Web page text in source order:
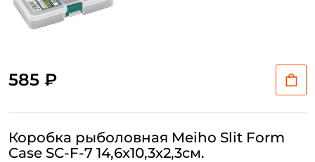
585 ₽
Коробка рыболовная Meiho Slit Form
Case SC-F-7 14,6x10,3x2,3см.